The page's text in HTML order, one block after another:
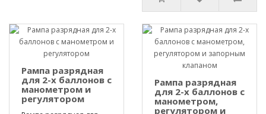
Рампа разрядная
для 2-х баллонов с
манометром и
регулятором
Рампа разрядная
для 2-х баллонов с
манометром,
регулятором и